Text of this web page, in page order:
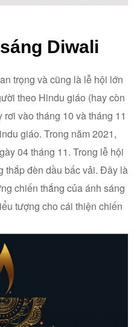
Diwali
trọng và cũng là lễ hội lớn
theo Hindu giáo (hay còn
vào tháng 10 và tháng 11
giáo. Trong năm 2021,
04 tháng 11. Trong lễ hội
thắp đèn dầu bấc vải. Đây là
chiến thắng của ánh sáng
tượng cho cái thiện chiến